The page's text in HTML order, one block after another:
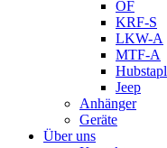
ÖF
KRF-S
LKW-A
MTF-A
Jeep
Anhänger
Geräte
Über uns